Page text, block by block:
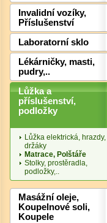
Invalidní vozíky,
Příslušenství
Laboratorní sklo
Lékárničky, masti,
pudry,..
Lůžka a
příslušenství,
podložky
Lůžka elektrická, hrazdy,
držáky
Matrace, Polštáře
Stolky, prostěradla,
podložky,..
Masážní oleje,
Koupelnové soli,
Koupele